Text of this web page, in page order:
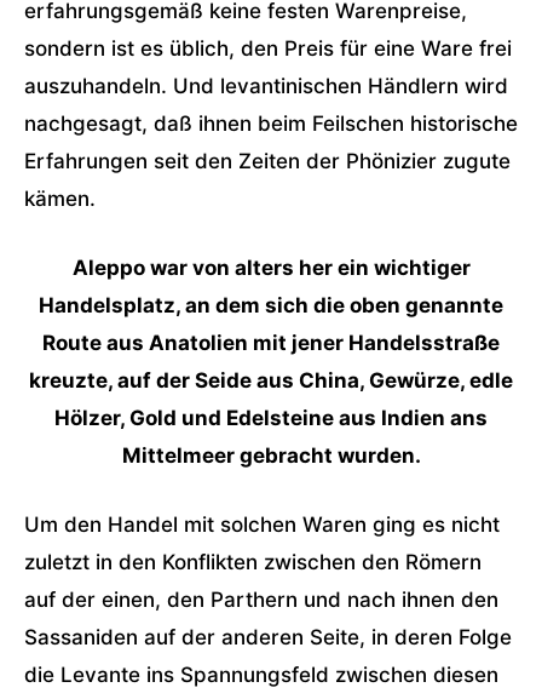
erfahrungsgemäß keine festen Warenpreise,
sondern ist es üblich, den Preis für eine Ware frei
auszuhandeln. Und levantinischen Händlern wird
nachgesagt, daß ihnen beim Feilschen historische
Erfahrungen seit den Zeiten der Phönizier zugute
kämen.
Aleppo war von alters her ein wichtiger
Handelsplatz, an dem sich die oben genannte
Route aus Anatolien mit jener Handelsstraße
kreuzte, auf der Seide aus China, Gewürze, edle
Hölzer, Gold und Edelsteine aus Indien ans
Mittelmeer gebracht wurden.
Um den Handel mit solchen Waren ging es nicht
zuletzt in den Konflikten zwischen den Römern
auf der einen, den Parthern und nach ihnen den
Sassaniden auf der anderen Seite, in deren Folge
die Levante ins Spannungsfeld zwischen diesen